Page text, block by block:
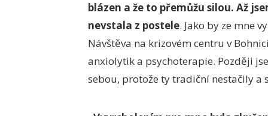
blázen a že to přemůžu silou. Až
nevstala z postele. Jako by ze mne
Návštěva na krizovém centru v
anxiolytik a psychoterapie. Později
sebou, protože ty tradiční nestačily a